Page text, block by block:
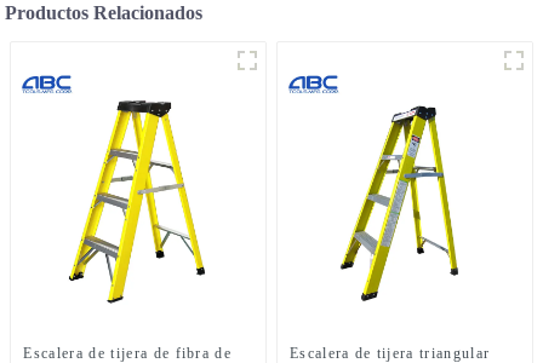
Productos Relacionados
Escalera de tijera de fibra de
Escalera de tijera triangular